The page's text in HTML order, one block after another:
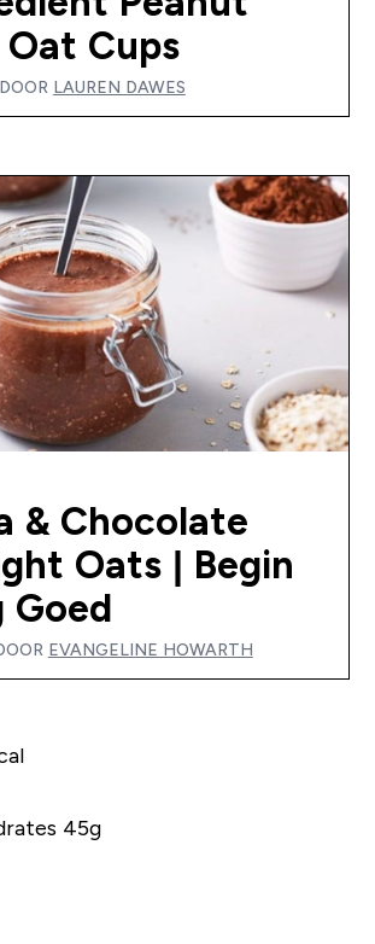
Cups
DOOR LAUREN DAWES
& Chocolate
Oats | Begin
Goed
EVANGELINE HOWARTH
45g